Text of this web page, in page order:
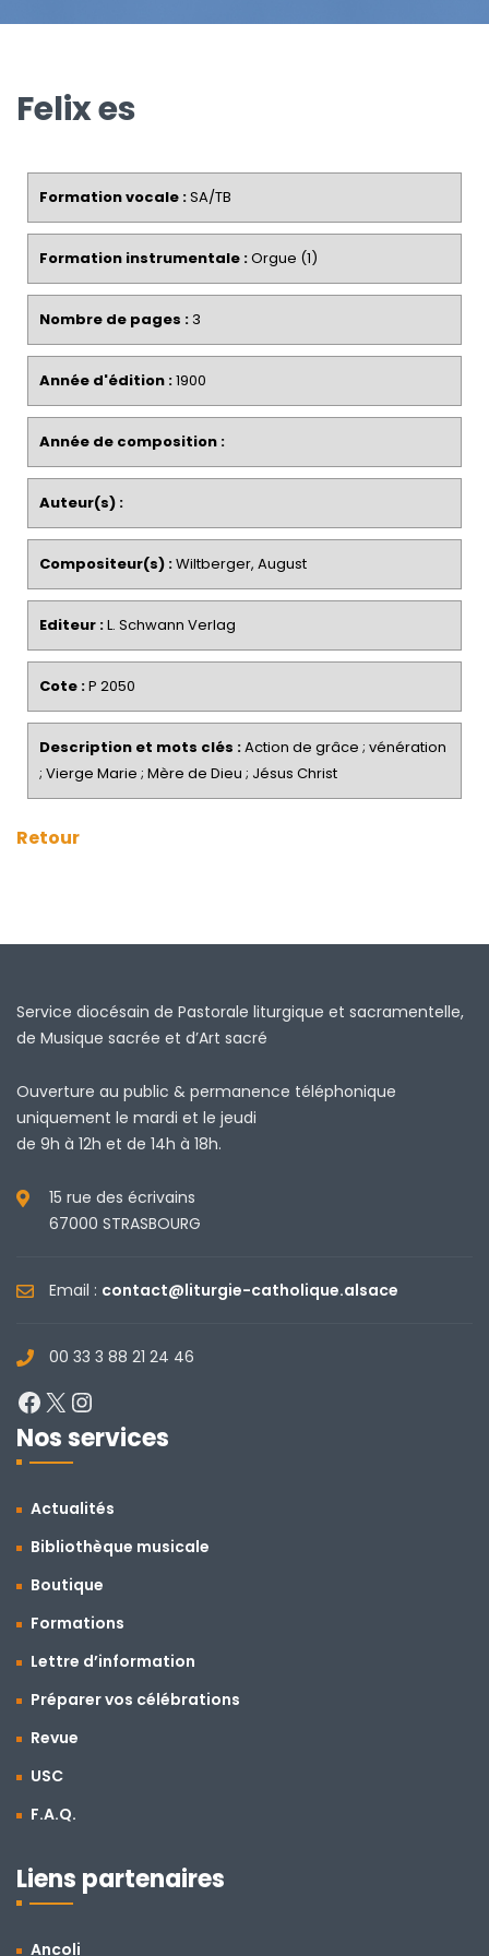
Felix es
Formation vocale :SA/TB
Formation instrumentale :Orgue (1)
Nombre de pages :3
Année d'édition :1900
Année de composition :
Auteur(s) :
Compositeur(s) :Wiltberger, August
Editeur :L. Schwann Verlag
Cote :P 2050
Description et mots clés :Action de grâce ; vénération
; Vierge Marie ; Mère de Dieu ; Jésus Christ
Retour
Service diocésain de Pastorale liturgique et sacramentelle,
de Musique sacrée et d’Art sacré
Ouverture au public & permanence téléphonique
uniquement le mardi et le jeudi
de 9h à 12h et de 14h à 18h.
15 rue des écrivains
67000 STRASBOURG
Email : contact@liturgie-catholique.alsace
00 33 3 88 21 24 46
Facebook
X
Nos services
Actualités
Bibliothèque musicale
Boutique
Formations
Lettre d’information
Préparer vos célébrations
Revue
USC
F.A.Q.
Liens partenaires
Ancoli